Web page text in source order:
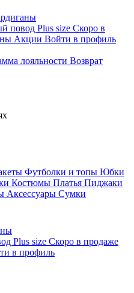
повод Plus size Скоро в
Акции Войти в профиль
лояльности Возврат
Футболки и топы Юбки
Костюмы Платья Пиджаки
Аксессуары Сумки
Plus size Скоро в продаже
в профиль